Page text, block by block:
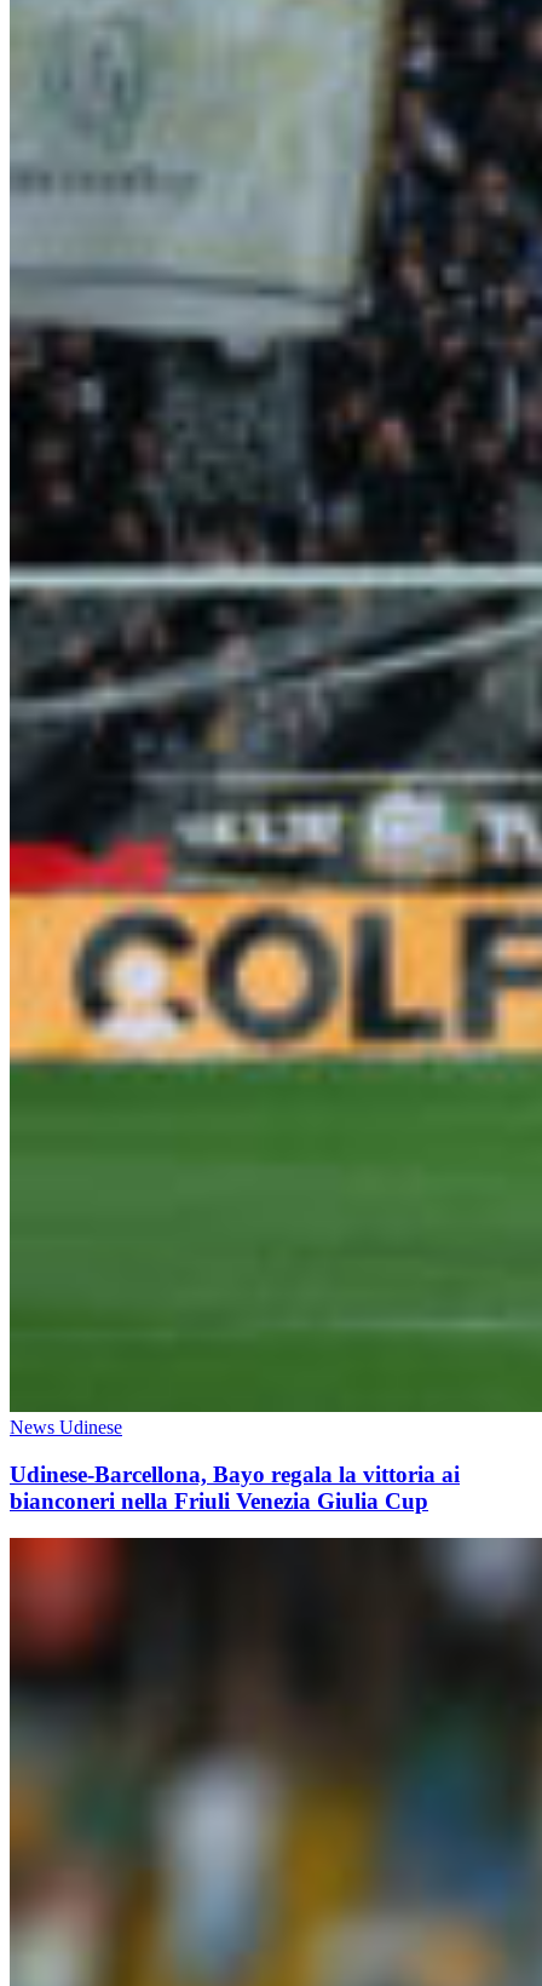
News Udinese
Udinese-Barcellona, Bayo regala la vittoria ai
bianconeri nella Friuli Venezia Giulia Cup